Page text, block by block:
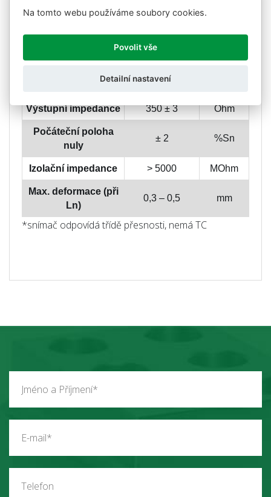
10 V
Max. napájecí napětí 15 V
Výstupní impedance 350 ± 3 Ohm
Počáteční poloha
nuly
± 2 %Sn
Izolační impedance > 5000 MOhm
Max. deformace (při
Ln)
0,3 – 0,5 mm
*snímač odpovídá třídě přesnosti, nemá TC
Na tomto webu používáme soubory cookies.
Povolit vše
Detailní nastavení